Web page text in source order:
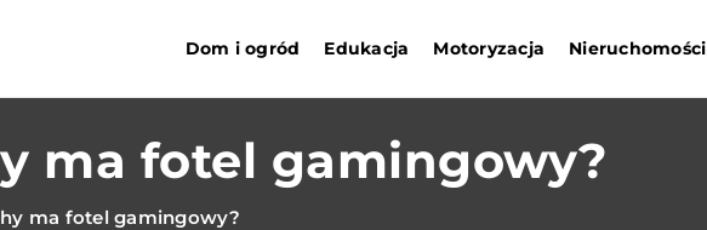
Dom i ogród Edukacja Motoryzacja Nieruchomości
ma fotel gamingowy?
ma fotel gamingowy?